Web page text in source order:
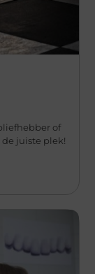
of
juiste plek!